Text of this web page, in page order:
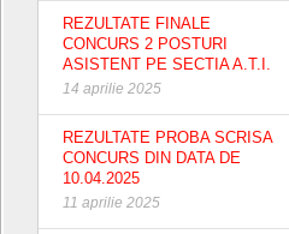
REZULTATE FINALE
CONCURS 2 POSTURI
ASISTENT PE SECTIA A.T.I.
14 aprilie 2025
REZULTATE PROBA SCRISA
CONCURS DIN DATA DE
10.04.2025
11 aprilie 2025